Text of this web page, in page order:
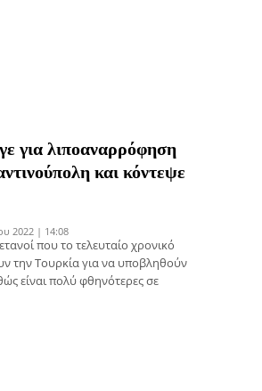
για λιποαναρρόφηση
και κόντεψε
2022 | 14:08
που το τελευταίο χρονικό
την Τουρκία για να υποβληθούν
είναι πολύ φθηνότερες σε